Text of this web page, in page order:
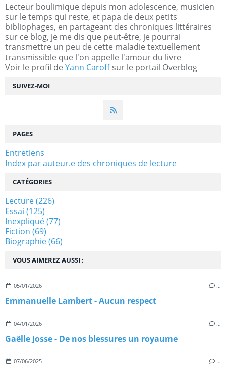
SUIVEZ-MOI
Lecteur boulimique depuis mon adolescence, musicien
sur le temps qui reste, et papa de deux petits
bibliophages, en partageant des chroniques littéraires
sur ce blog, je me dis que peut-être, je pourrai
transmettre un peu de cette maladie textuellement
transmissible que l'on appelle l'amour du livre
Voir le profil de Yann Caroffsur le portail Overblog
VOUS AIMEREZ AUSSI :
05/01/2026 …
Emmanuelle Lambert - Aucun respect
04/01/2026 …
Gaëlle Josse - De nos blessures un royaume
07/06/2025 …
PAGES
Entretiens
Index par auteur.e des chroniques de lecture
CATÉGORIES
Lecture(226)
Essai (125)
Inexpliqué(77)
Fiction (69)
Biographie(66)